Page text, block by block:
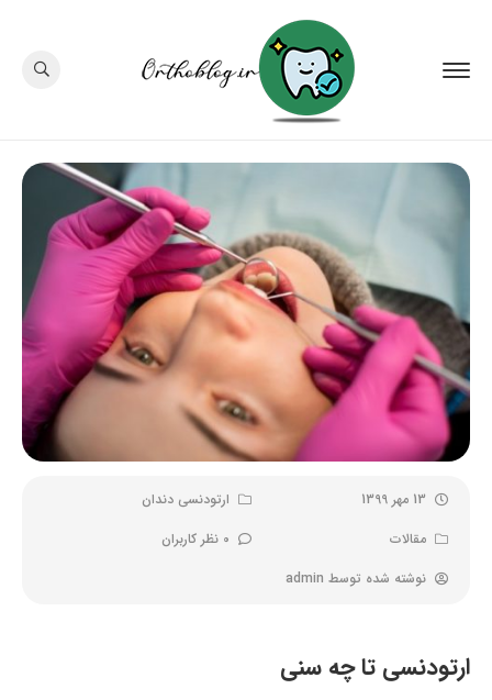
13 مهر 1399
ارتودنسی دندان
مقالات
0 نظر کاربران
نوشته شده توسط admin
ارتودنسی تا چه سنی